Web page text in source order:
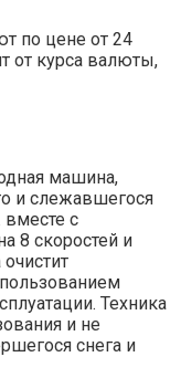
по цене от 24
от курса валюты,
машина,
и слежавшегося
вместе с
8 скоростей и
Техника
и не
снега и